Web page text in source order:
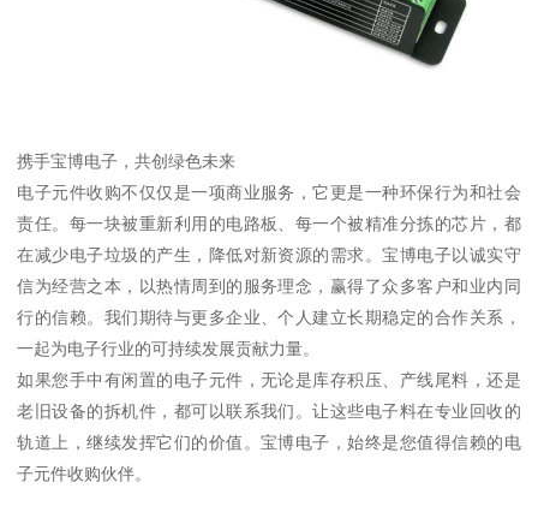
携手宝博电子，共创绿色未来
电子元件收购不仅仅是一项商业服务，它更是一种环保行为和社会
责任。每一块被重新利用的电路板、每一个被精准分拣的芯片，都
在减少电子垃圾的产生，降低对新资源的需求。宝博电子以诚实守
信为经营之本，以热情周到的服务理念，赢得了众多客户和业内同
行的信赖。我们期待与更多企业、个人建立长期稳定的合作关系，
一起为电子行业的可持续发展贡献力量。
如果您手中有闲置的电子元件，无论是库存积压、产线尾料，还是
老旧设备的拆机件，都可以联系我们。让这些电子料在专业回收的
轨道上，继续发挥它们的价值。宝博电子，始终是您值得信赖的电
子元件收购伙伴。